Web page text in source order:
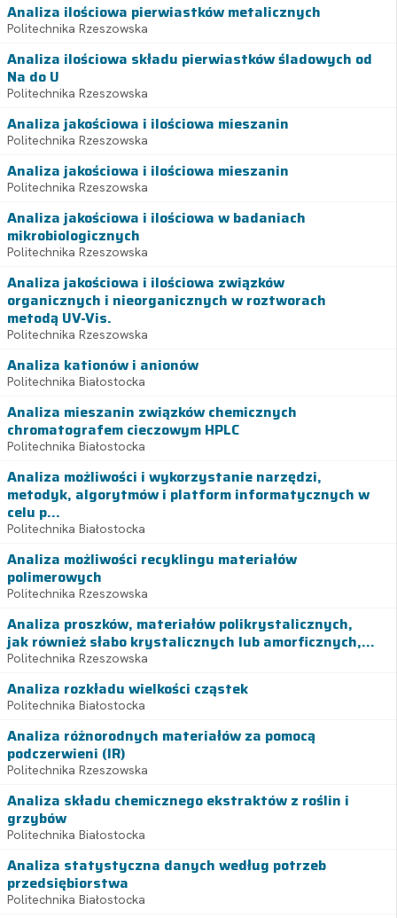
Analiza ilościowa pierwiastków metalicznych
Politechnika Rzeszowska
Analiza ilościowa składu pierwiastków śladowych od
Na do U
Politechnika Rzeszowska
Analiza jakościowa i ilościowa mieszanin
Politechnika Rzeszowska
Analiza jakościowa i ilościowa mieszanin
Politechnika Rzeszowska
Analiza jakościowa i ilościowa w badaniach
mikrobiologicznych
Politechnika Rzeszowska
Analiza jakościowa i ilościowa związków
organicznych i nieorganicznych w roztworach
metodą UV-Vis.
Politechnika Rzeszowska
Analiza kationów i anionów
Politechnika Białostocka
Analiza mieszanin związków chemicznych
chromatografem cieczowym HPLC
Politechnika Białostocka
Analiza możliwości i wykorzystanie narzędzi,
metodyk, algorytmów i platform informatycznych w
celu p...
Politechnika Białostocka
Analiza możliwości recyklingu materiałów
polimerowych
Politechnika Rzeszowska
Analiza proszków, materiałów polikrystalicznych,
jak również słabo krystalicznych lub amorficznych,...
Politechnika Rzeszowska
Analiza rozkładu wielkości cząstek
Politechnika Białostocka
Analiza różnorodnych materiałów za pomocą
podczerwieni (IR)
Politechnika Rzeszowska
Analiza składu chemicznego ekstraktów z roślin i
grzybów
Politechnika Białostocka
Analiza statystyczna danych według potrzeb
przedsiębiorstwa
Politechnika Białostocka